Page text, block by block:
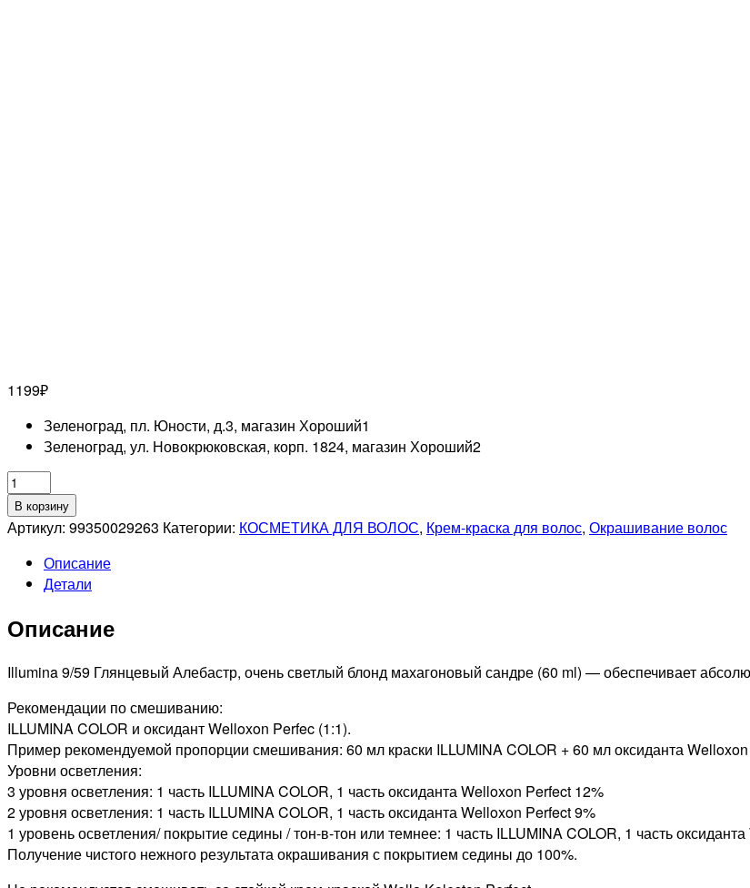
1199₽
Зеленоград, пл. Юности, д.3, магазин Хороший1
Зеленоград, ул. Новокрюковская, корп. 1824, магазин Хороший2
Количество
товара
WELLA
9/59
ILLUMINA
СТОЙКАЯ
КРАСКА
ВОЛОС
ОЧЕНЬ
СВЕТЛЫЙ
БЛОНД
МАХАГОНОВЫЙ
САНДРЕ,
60мл
В корзину
Артикул: 99350029263 Категории: КОСМЕТИКА ДЛЯ ВОЛОС, Крем-краска для волос, Окрашивание волос
Описание
Детали
Описание
Illumina 9/59 Глянцевый Алебастр, очень светлый блонд махагоновый сандре (60 ml) — обеспечивает
Рекомендации по смешиванию:
ILLUMINA COLOR и оксидант Welloxon Perfec (1:1).
Пример рекомендуемой пропорции смешивания: 60 мл краски ILLUMINA COLOR + 60 мл оксиданта
Уровни осветления:
3 уровня осветления: 1 часть ILLUMINA COLOR, 1 часть оксиданта Welloxon Perfect 12%
2 уровня осветления: 1 часть ILLUMINA COLOR, 1 часть оксиданта Welloxon Perfect 9%
1 уровень осветления/ покрытие седины / тон-в-тон или темнее: 1 часть ILLUMINA COLOR, 1 часть
Получение чистого нежного результата окрашивания с покрытием седины до 100%.